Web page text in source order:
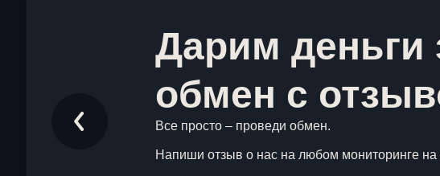
Дарим деньги
обмен с
Все просто – проведи обмен.
Напиши отзыв о нас на любом мониторинге